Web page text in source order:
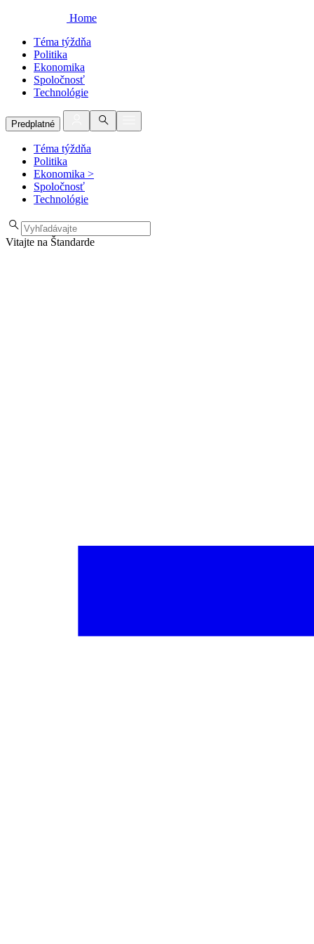
Home
Téma týždňa
Politika
Ekonomika
Spoločnosť
Technológie
Predplatné
Téma týždňa
Politika
Ekonomika >
Spoločnosť
Technológie
Vitajte na Štandarde